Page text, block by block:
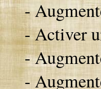
-
- Activer
-
-